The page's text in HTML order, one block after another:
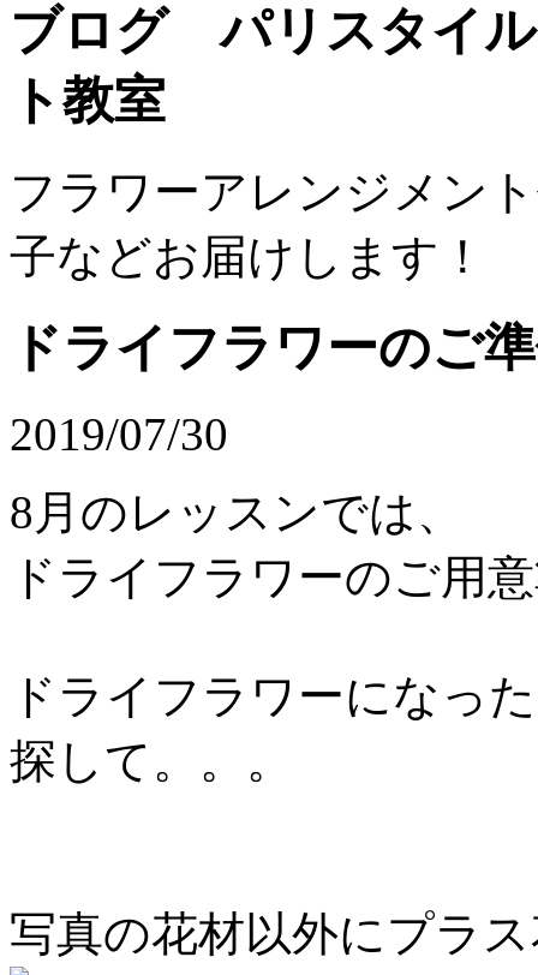
ブログ パリスタイ
ト教室
フラワーアレンジメン
子などお届けします！
ドライフラワーのご
2019/07/30
8月のレッスンでは、
ドライフラワーのご用
ドライフラワーになっ
探して。。。
写真の花材以外にプラ